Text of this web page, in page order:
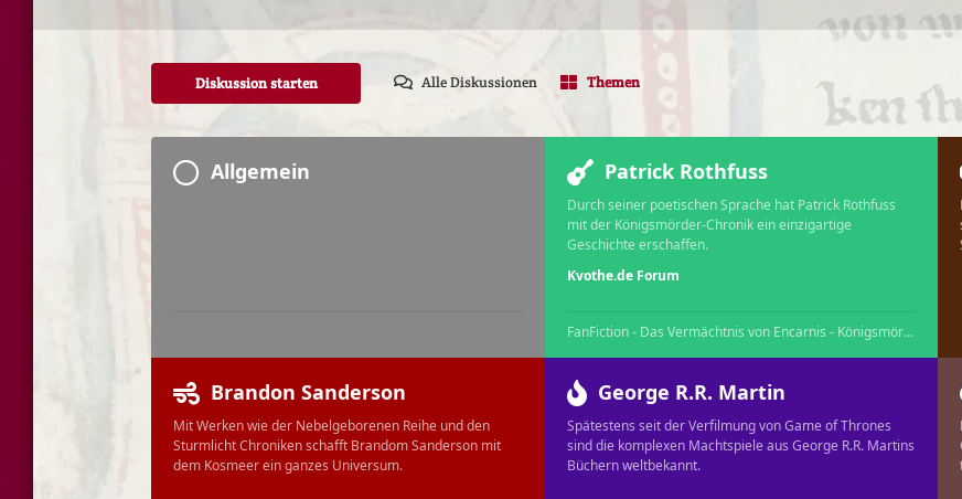
Diskussion starten Alle Diskussionen Themen
Allgemein Patrick Rothfuss
Durch seiner poetischen Sprache hat Patrick Rothfuss
mit der Königsmörder-Chronik ein einzigartige
Geschichte erschaffen.
Kvothe.de Forum
FanFiction - Das Vermächtnis von Encarnis - Königsmörder Sidestory
Brandon Sanderson
Mit Werken wie der Nebelgeborenen Reihe und den
Sturmlicht Chroniken schafft Brandom Sanderson mit
dem Kosmeer ein ganzes Universum.
George R.R. Martin
Spätestens seit der Verfilmung von Game of Thrones
sind die komplexen Machtspiele aus George R.R. Martins
Büchern weltbekannt.